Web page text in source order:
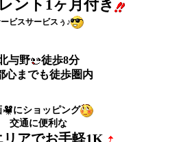
ント1ヶ月付き
ビスサービスぅ♪
与野
徒歩8分
心までも徒歩圏内
にショッピング
交通に便利な
リアでお手軽1K